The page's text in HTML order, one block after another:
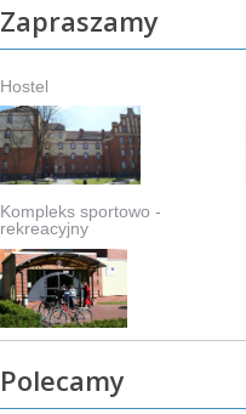
Zapraszamy
Hostel
Kompleks sportowo -
rekreacyjny
Polecamy